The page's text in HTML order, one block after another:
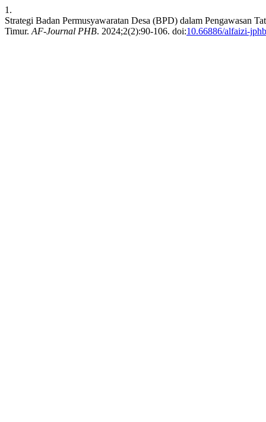
1.
Strategi Badan Permusyawaratan Desa (BPD) dalam Pengawasan
Timur. AF-Journal PHB. 2024;2(2):90-106. doi:10.66886/alfaizi-